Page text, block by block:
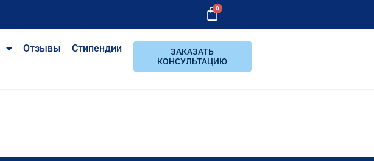
0
Отзывы Стипендии
ЗАКАЗАТЬ
КОНСУЛЬТАЦИЮ